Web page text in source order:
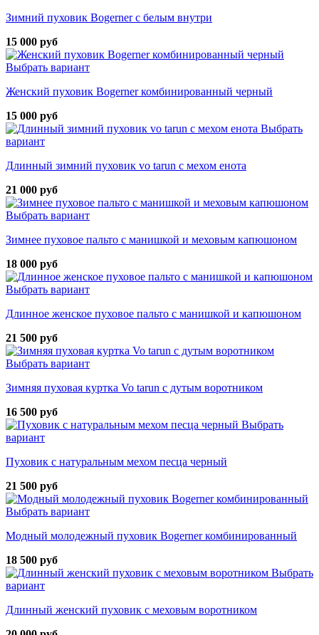
Зимний пуховик Bogerner с белым внутри
15 000 руб
Выбрать вариант
Женский пуховик Bogerner комбинированный черный
15 000 руб
Выбрать
вариант
Длинный зимний пуховик vo tarun с мехом енота
21 000 руб
Выбрать вариант
Зимнее пуховое пальто с манишкой и меховым капюшоном
18 000 руб
Выбрать вариант
Длинное женское пуховое пальто с манишкой и капюшоном
21 500 руб
Выбрать вариант
Зимняя пуховая куртка Vo tarun с дутым воротником
16 500 руб
Выбрать
вариант
Пуховик с натуральным мехом песца черный
21 500 руб
Выбрать вариант
Модный молодежный пуховик Bogerner комбинированный
18 500 руб
Выбрать
вариант
Длинный женский пуховик с меховым воротником